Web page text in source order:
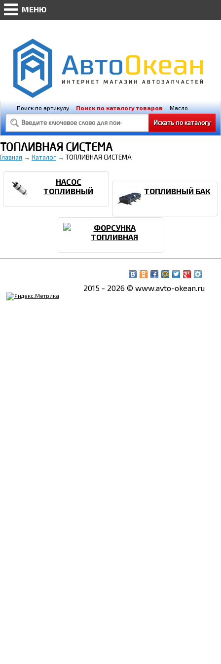
МЕНЮ
Поиск по артикулу Поиск по каталогу товаров
Масло
Освещение
Свечи зажигания
ТОПЛИВНАЯ СИСТЕМА
Главная → Каталог → ТОПЛИВНАЯ СИСТЕМА
НАСОС
ТОПЛИВНЫЙ
ТОПЛИВНЫЙ БАК
ФОРСУНКА
ТОПЛИВНАЯ
2015 - 2026 © www.avto-okean.ru